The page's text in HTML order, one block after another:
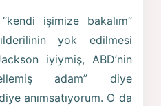
işimize bakalım”
yok edilmesi
iyiymiş, ABD’nin
adam” diye
anımsatıyorum. O da